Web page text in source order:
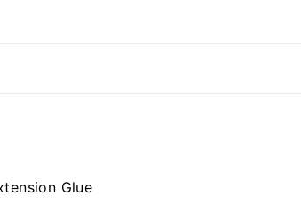
Glue